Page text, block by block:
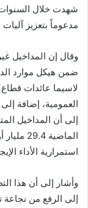
شهدت خلال السنوات
مدعوماً بتعزيز آليات
وقال إن المداخيل
ضمن هيكل موارد
لاسيما عائدات قطاع
العمومية، إضافة
إلى أن المداخيل
استمرارية الأداء
وأشار إلى أن هذا
إلى الرفع من نجاعة